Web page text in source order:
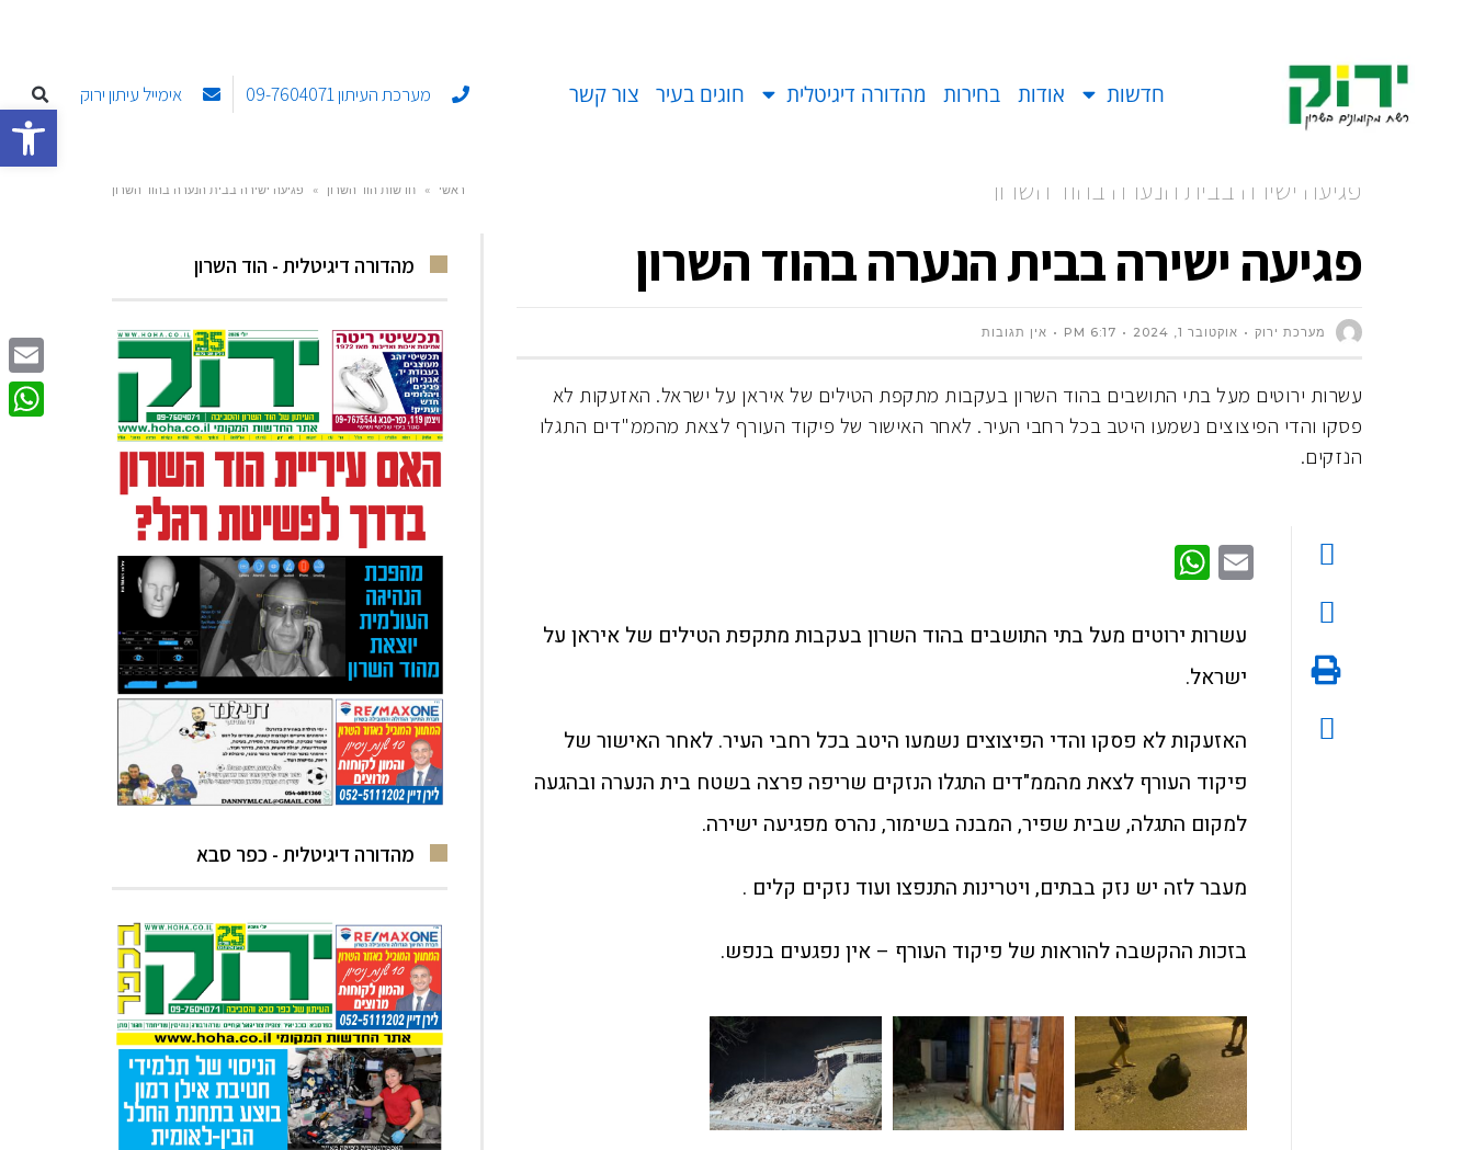
פתח חדשות אודות בחירות מהדורה דיגיטלית חוגים בעיר צור קשר מערכת העיתון 09-7604071 אימייל עיתון ירוק
פגיעה ישירה בבית הנערה בהוד השרון ראשי » חדשות הוד השרון » פגיעה ישירה בבית הנערה בהוד השרון
פגיעה ישירה בבית הנערה בהוד השרון
מערכת ירוק אוקטובר 1, 2024 6:17 PM אין תגובות
עשרות ירוטים מעל בתי התושבים בהוד השרון בעקבות מתקפת הטילים של איראן על ישראל. האזעקות לא
פסקו והדי הפיצוצים נשמעו היטב בכל רחבי העיר. לאחר האישור של פיקוד העורף לצאת מהממ"דים התגלו
הנזקים.
Email
עשרות ירוטים מעל בתי התושבים בהוד השרון בעקבות מתקפת הטילים של איראן על
ישראל.
האזעקות לא פסקו והדי הפיצוצים נשמעו היטב בכל רחבי העיר. לאחר האישור של
פיקוד העורף לצאת מהממ"דים התגלו הנזקים שריפה פרצה בשטח בית הנערה ובהגעה
למקום התגלה, שבית שפיר, המבנה בשימור, נהרס מפגיעה ישירה.
מעבר לזה יש נזק בבתים, ויטרינות התנפצו ועוד נזקים קלים .
בזכות ההקשבה להוראות של פיקוד העורף – אין נפגעים בנפש.
מהדורה דיגיטלית - הוד השרון
מהדורה דיגיטלית - כפר סבא